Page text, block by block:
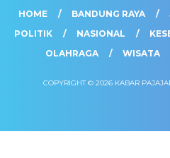
HOME BANDUNG RAYA
POLITIK
NASIONAL
OLAHRAGA
WISATA
COPYRIGHT © 2026 KABAR